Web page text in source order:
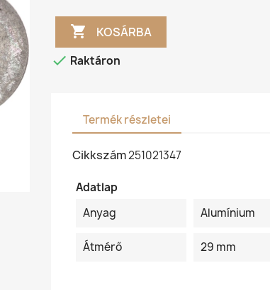
 KOSÁRBA
 Raktáron
Termék részletei
Cikkszám251021347
Adatlap
Anyag
Alumínium
Átmérő 29 mm